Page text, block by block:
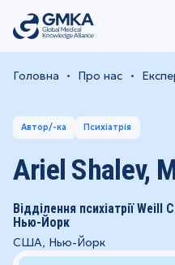
Головна Про нас
Автор/-ка Психіатрія
Ariel Shalev,
Відділення психіатрії
Нью-Йорк
США, Нью-Йорк